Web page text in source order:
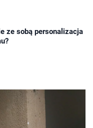
ze sobą personalizacja